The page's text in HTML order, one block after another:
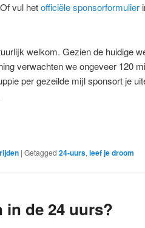
vul hetofficiële sponsorformulier
welkom. Gezien de huidige
verwachten we ongeveer 120
per gezeilde mijl sponsort je
| Getagged 24-uurs, leef je droom
in de 24 uurs?